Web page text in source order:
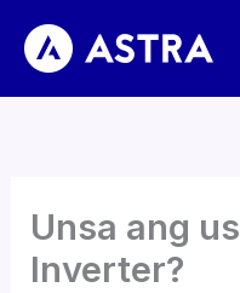
sulud
Unsa ang
Inverter?